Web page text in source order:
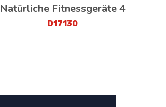
Natürliche Fitnessgeräte 4
D17130